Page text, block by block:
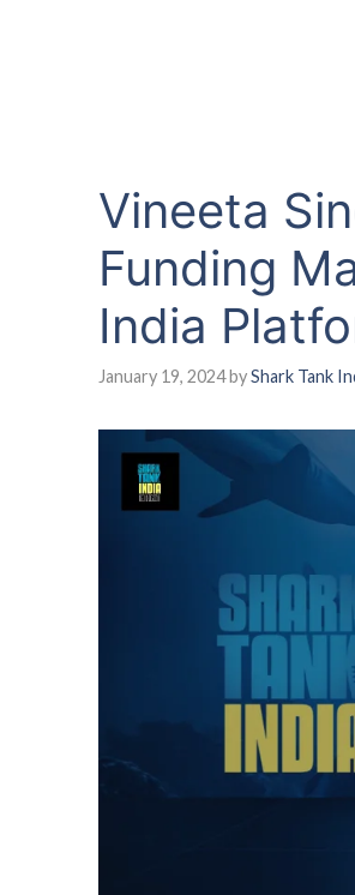
Vineeta
Funding
India
January 19, 2024byShark Tank